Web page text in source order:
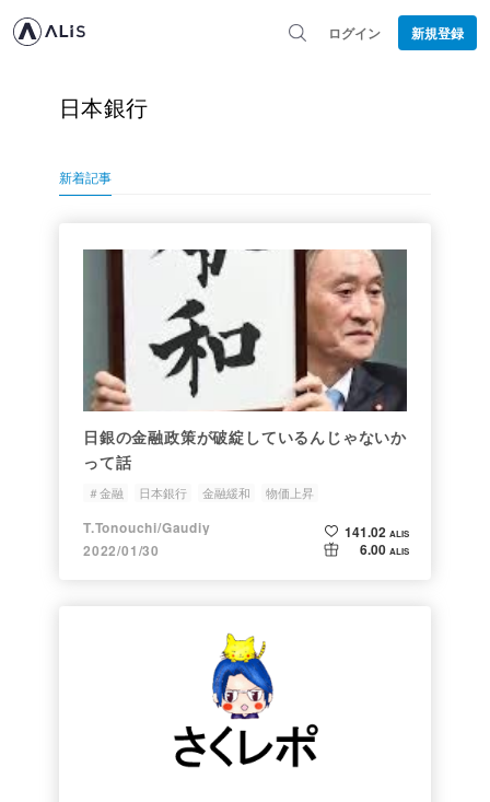
ログイン 新規登録
日本銀行
新着記事
日銀の金融政策が破綻しているんじゃないか
って話
＃金融 日本銀行 金融緩和 物価上昇
T.Tonouchi/Gaudiy
2022/01/30
141.02 ALIS
6.00 ALIS